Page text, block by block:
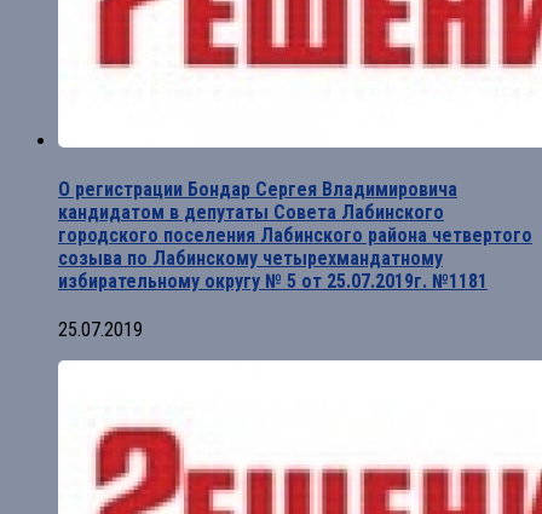
О регистрации Бондар Сергея Владимировича
кандидатом в депутаты Совета Лабинского
городского поселения Лабинского района четвертого
созыва по Лабинскому четырехмандатному
избирательному округу № 5 от 25.07.2019г. №1181
25.07.2019